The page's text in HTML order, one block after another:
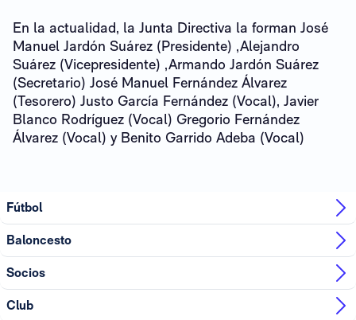
En la actualidad, la Junta Directiva la forman José
Manuel Jardón Suárez (Presidente) ,Alejandro
Suárez (Vicepresidente) ,Armando Jardón Suárez
(Secretario) José Manuel Fernández Álvarez
(Tesorero) Justo García Fernández (Vocal), Javier
Blanco Rodríguez (Vocal) Gregorio Fernández
Álvarez (Vocal) y Benito Garrido Adeba (Vocal)
Fútbol
Baloncesto
Socios
Club